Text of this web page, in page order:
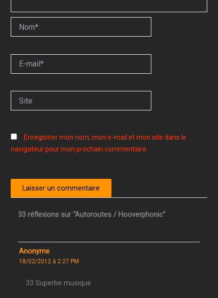
mail*
Enregistrer mon nom, mon e-mail et mon site dans le
navigateur pour mon prochain commentaire.
33 réflexions sur “Autoroutes / Hooverphonic”
Anonyme
18/02/2012 à 2:27 PM
33 Superbe musique